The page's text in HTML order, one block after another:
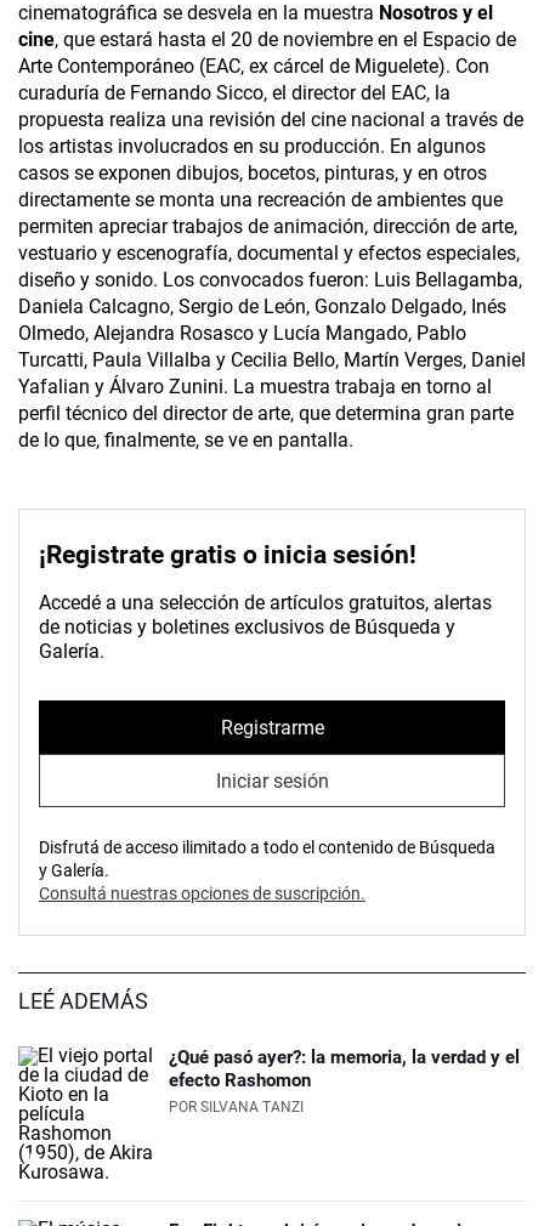
cinematográfica se desvela en la muestra Nosotros y el
cine, que estará hasta el 20 de noviembre en el Espacio de
Arte Contemporáneo (EAC, ex cárcel de Miguelete). Con
curaduría de Fernando Si­cco, el director del EAC, la
propuesta realiza una revisión del cine nacional a través de
los artistas involucrados en su producción. En algunos
casos se exponen dibujos, bocetos, pinturas, y en otros
directamente se monta una recreación de ambientes que
permiten apreciar trabajos de animación, dirección de arte,
vestuario y escenografía, documental y efectos especiales,
diseño y sonido. Los convocados fueron: Luis Bellagamba,
Daniela Calcagno, Sergio de León, Gonzalo Delgado, Inés
Olmedo, Alejandra Rosasco y Lucía Mangado, Pablo
Turcatti, Paula Villalba y Cecilia Bello, Martín Verges, Daniel
Yafalian y Álvaro Zunini. La muestra trabaja en torno al
perfil técnico del director de arte, que determina gran parte
de lo que, finalmente, se ve en pantalla.
¡Registrate gratis o inicia sesión!
Accedé a una selección de artículos gratuitos, alertas
de noticias y boletines exclusivos de Búsqueda y
Galería.
Registrarme
Iniciar sesión
Disfrutá de acceso ilimitado a todo el contenido de Búsqueda
y Galería.
Consultá nuestras opciones de suscripción.
LEÉ ADEMÁS
¿Qué pasó ayer?: la memoria, la verdad y el
efecto Rashomon
POR SILVANA TANZI